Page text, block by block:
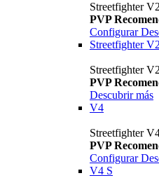
Streetfighter V2
PVP
Configurar
Streetfighter
Streetfighter
PVP
Descubrir más
V4
Streetfighter
PVP
Configurar
V4 S